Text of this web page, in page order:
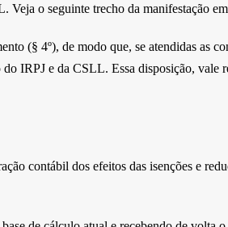
o seguinte trecho da manifestação
(§ 4º), de modo que, se atendidas as
IRPJ e da CSLL. Essa disposição, vale
contábil dos efeitos das isenções e